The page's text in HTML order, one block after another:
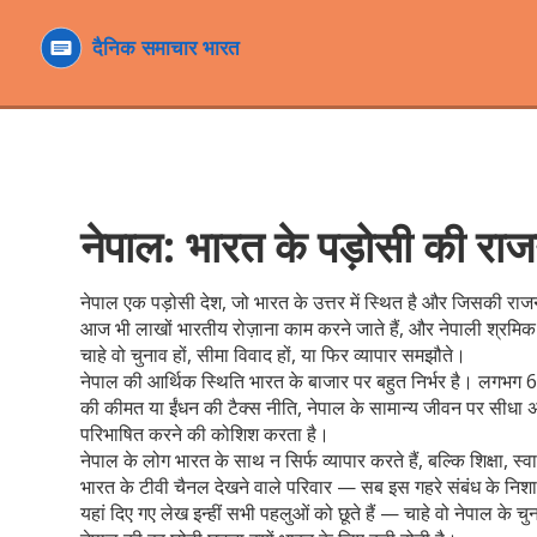
नेपाल: भारत के पड़ोसी की
नेपाल एकपड़ोसी देश,जो भारत के उत्तर में स्थित है और जिसकी
आज भी लाखों भारतीय रोज़ाना काम करने जाते हैं, और नेपाली
चाहे वो चुनाव हों, सीमा विवाद हों, या फिर व्यापार समझौते।
नेपाल की आर्थिक स्थिति भारत के बाजार पर बहुत निर्भर है।
की कीमत या ईंधन की टैक्स नीति, नेपाल के सामान्य जीवन पर
परिभाषित करने की कोशिश करता है।
नेपाल के लोग भारत के साथ न सिर्फ व्यापार करते हैं, बल्कि
भारत के टीवी चैनल देखने वाले परिवार — सब इस गहरे संबंध के
यहां दिए गए लेख इन्हीं सभी पहलुओं को छूते हैं — चाहे वो नेपाल के